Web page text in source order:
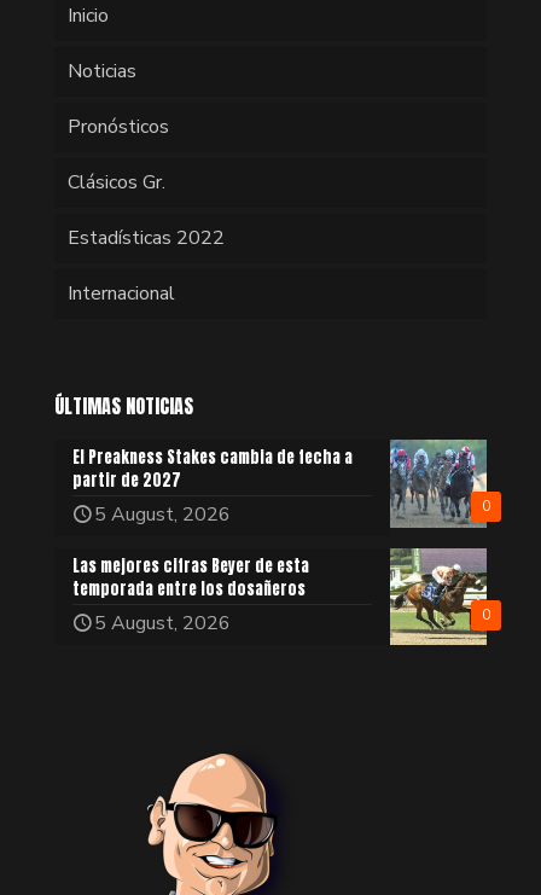
Inicio
Noticias
Pronósticos
Clásicos Gr.
Estadísticas 2022
Internacional
ÚLTIMAS NOTICIAS
0
El Preakness Stakes cambia de fecha a
partir de 2027
5 August, 2026
0
Las mejores cifras Beyer de esta
temporada entre los dosañeros
5 August, 2026